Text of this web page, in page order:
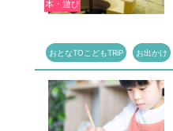
本・遊び
おとなTOこどもTRiP お出かけ